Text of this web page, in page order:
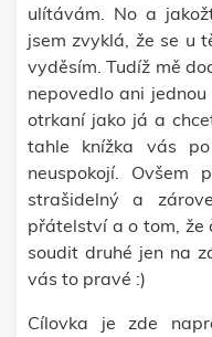
ulítávám. No a
jsem zvyklá, že se u
vyděsím. Tudíž mě
nepovedlo ani
otrkaní jako já a
tahle knížka vás
neuspokojí. Ovšem
strašidelný a
přátelství a o tom, že
soudit druhé jen na
vás to pravé :)
Cílovka je zde